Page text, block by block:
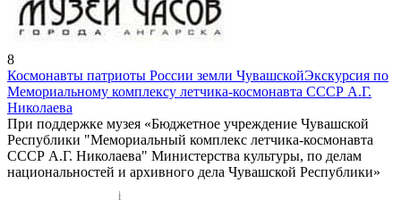
8
Космонавты патриоты России земли ЧувашскойЭкскурсия по
Мемориальному комплексу летчика-космонавта СССР А.Г.
Николаева
При поддержке музея «Бюджетное учреждение Чувашской
Республики "Мемориальный комплекс летчика-космонавта
СССР А.Г. Николаева" Министерства культуры, по делам
национальностей и архивного дела Чувашской Республики»